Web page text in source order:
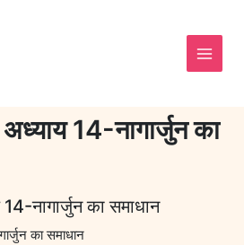
14-नागार्जुन का
नागार्जुन का समाधान
का समाधान